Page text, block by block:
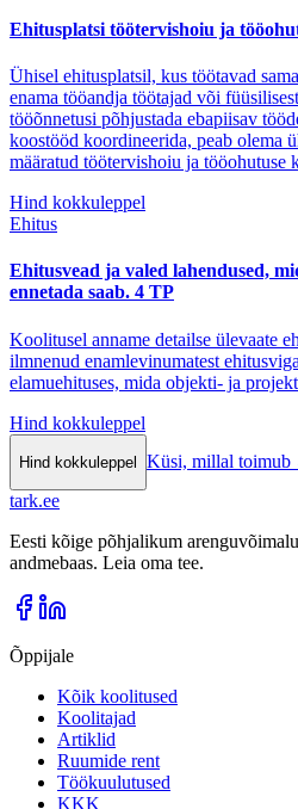
Ehitusplatsi töötervishoiu ja
Ühisel ehitusplatsil, kus töötavad
enama tööandja töötajad või
tööõnnetusi põhjustada ebapiisav
koostööd koordineerida, peab olema
määratud töötervishoiu ja tööohutuse
Hind kokkuleppel
Ehitus
Ehitusvead ja valed lahendused,
ennetada saab. 4 TP
Koolitusel anname detailse ülevaate
ilmnenud enamlevinumatest
elamuehituses, mida objekti- ja
Hind kokkuleppel
Hind kokkuleppel Küsi, millal toimub
tark.ee
Eesti kõige põhjalikum
andmebaas. Leia oma tee.
Õppijale
Kõik koolitused
Koolitajad
Artiklid
Ruumide rent
Töökuulutused
KKK